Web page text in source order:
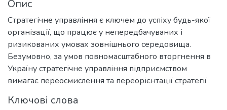
Опис
Стратегічне управління є ключем до успіху будь-якої
організації, що працює у непередбачуваних і
ризикованих умовах зовнішнього середовища.
Безумовно, за умов повномасштабного вторгнення в
Україну стратегічне управління підприємством
вимагає переосмислення та переорієнтації стратегії
Ключові слова